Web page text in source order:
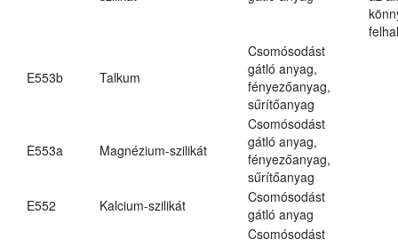
E553b Talkum
Csomósodást
gátló anyag,
fényezőanyag,
sűrítőanyag
E553a Magnézium-szilikát
Csomósodást
gátló anyag,
fényezőanyag,
sűrítőanyag
E552
Kalcium-szilikát
Csomósodást
gátló anyag
Csomósodást